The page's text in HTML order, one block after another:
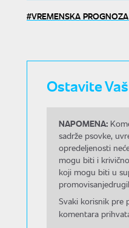
VREMENSKA
Ostavite
NAPOMENA:
sadrže psovke,
opredeljenosti
mogu biti i
koji mogu biti u
Svaki korisnik pre
komentara